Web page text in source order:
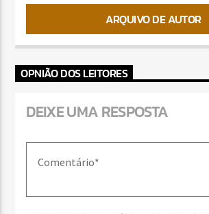
ARQUIVO DE AUTOR
OPNIÃO DOS LEITORES
DEIXE UMA RESPOSTA